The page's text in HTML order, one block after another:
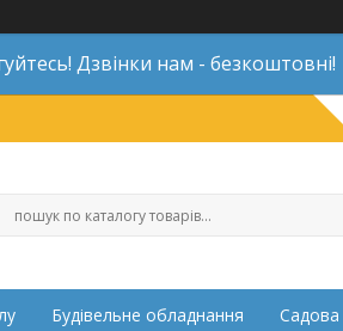
Дзвінки нам - безкоштовні!
Будівельне обладнання Садова